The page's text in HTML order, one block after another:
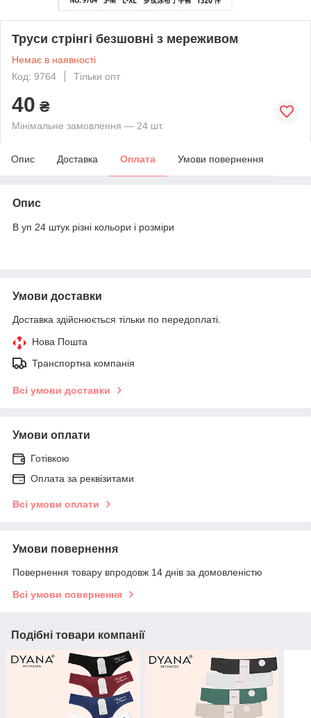
Труси стрінгі безшовні з мереживом
Немає в наявності
Код: 9764
Тільки опт
40 ₴
Мінімальне замовлення — 24 шт.
Опис Доставка Оплата Умови повернення
Опис
В уп 24 штук різні кольори і розміри
Умови доставки
Доставка здійснюється тільки по передоплаті.
Нова Пошта
Транспортна компанія
Всі умови доставки
Умови оплати
Готівкою
Оплата за реквізитами
Всі умови оплати
Умови повернення
Повернення товару впродовж 14 днів за домовленістю
Всі умови повернення
Подібні товари компанії